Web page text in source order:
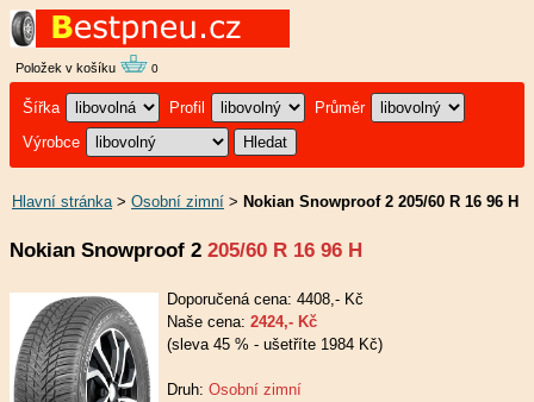
Položek v košíku 0
Šířka Profil
Průměr
Výrobce
Hlavní stránka> Osobní zimní > Nokian Snowproof 2 205/60 R 16 96 H
Nokian Snowproof 2 205/60 R 16 96 H
Doporučená cena: 4408,- Kč
Naše cena: 2424,- Kč
(sleva 45 % - ušetříte 1984 Kč)
Druh: Osobní zimní